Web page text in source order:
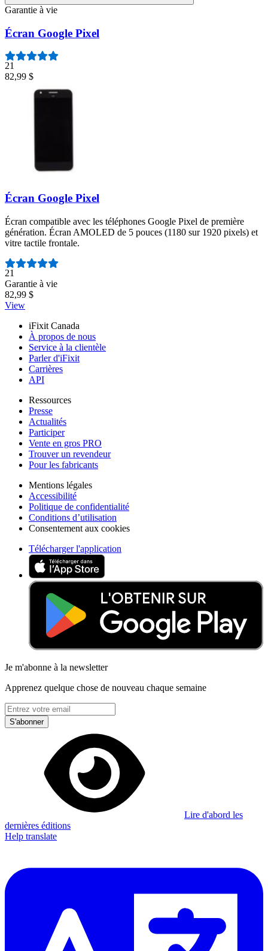
Garantie à vie
Écran Google Pixel
21
82,99 $
Écran Google Pixel
Écran compatible avec les téléphones Google Pixel de première
génération. Écran AMOLED de 5 pouces (1180 sur 1920 pixels) et
vitre tactile frontale.
Nombre d'avis :
21
Garantie à vie
82,99 $
View
iFixit Canada
À propos de nous
Service à la clientèle
Parler d'iFixit
Carrières
API
Ressources
Presse
Actualités
Participer
Vente en gros PRO
Trouver un revendeur
Pour les fabricants
Mentions légales
Accessibilité
Politique de confidentialité
Conditions d’utilisation
Consentement aux cookies
Télécharger l'application
Je m'abonne à la newsletter
Apprenez quelque chose de nouveau chaque semaine
S'abonner
Lire d'abord les
dernières éditions
Help translate